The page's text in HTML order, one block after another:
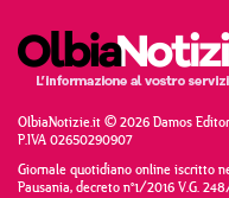
OlbiaNotizie.it © 2026 Damos
P.IVA 02650290907
Giornale quotidiano online iscritto
Pausania, decreto n°1/2016 V.G.